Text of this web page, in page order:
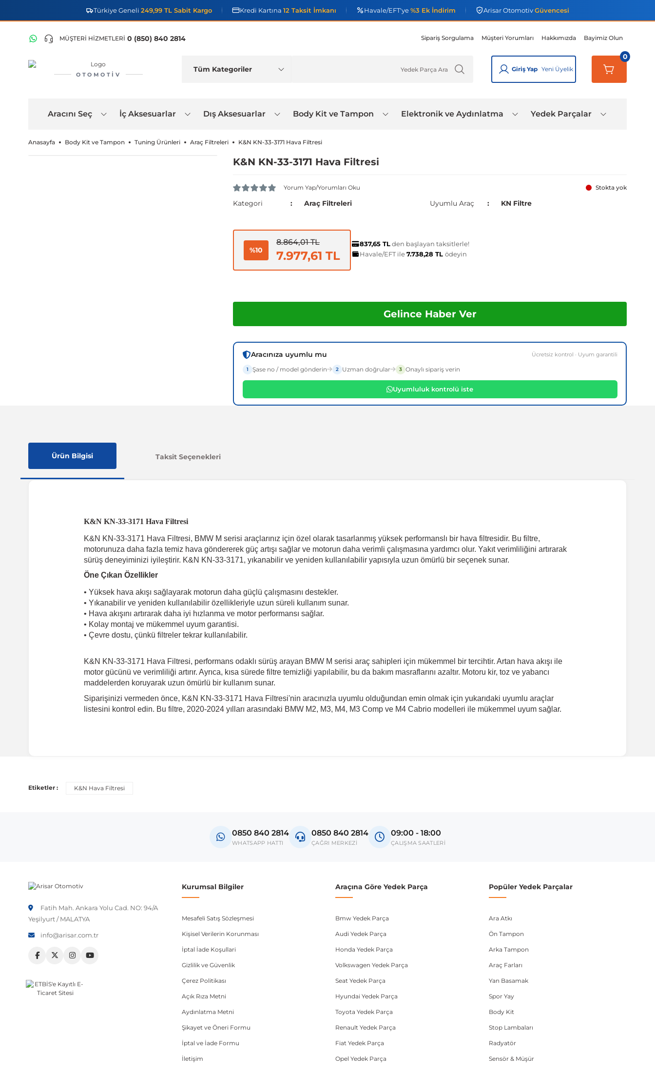
Türkiye Geneli 249,99 TL Sabit Kargo Kredi Kartına 12 Taksit İmkanı Havale/EFT'ye%3 Ek İndirim Arisar OtomotivGüvencesi
MÜŞTERİ HİZMETLERİ 0 (850) 840 2814 Sipariş Sorgulama Müşteri Yorumları Hakkımızda Bayimiz Olun
OTOMOTIV
Giriş Yap Yeni Üyelik
0
Aracını Seç İç Aksesuarlar Dış Aksesuarlar Body Kit ve Tampon Elektronik ve Aydınlatma Yedek Parçalar
Anasayfa Body Kit ve Tampon Tuning Ürünleri Araç Filtreleri K&N KN-33-3171 Hava Filtresi
K&N KN-33-3171 Hava Filtresi
Yorum Yap/Yorumları Oku Stokta yok
Kategori Araç Filtreleri Uyumlu Araç KN Filtre
%10
8.864,01 TL
7.977,61 TL
837,65 TLden başlayan taksitlerle!
Havale/EFT ile7.738,28 TL ödeyin
Gelince Haber Ver
Aracınıza uyumlu mu Ücretsiz kontrol · Uyum garantili
1 Şase no / model gönderin 2 Uzman doğrular 3 Onaylı sipariş verin
Uyumluluk kontrolü iste
Ürün Bilgisi Taksit Seçenekleri
K&N KN-33-3171 Hava Filtresi
K&N KN-33-3171 Hava Filtresi, BMW M serisi araçlarınız için özel olarak tasarlanmış yüksek performanslı bir hava filtresidir. Bu filtre,
motorunuza daha fazla temiz hava göndererek güç artışı sağlar ve motorun daha verimli çalışmasına yardımcı olur. Yakıt verimliliğini artırarak
sürüş deneyiminizi iyileştirir. K&N KN-33-3171, yıkanabilir ve yeniden kullanılabilir yapısıyla uzun ömürlü bir seçenek sunar.
Öne Çıkan Özellikler
• Yüksek hava akışı sağlayarak motorun daha güçlü çalışmasını destekler.
• Yıkanabilir ve yeniden kullanılabilir özellikleriyle uzun süreli kullanım sunar.
• Hava akışını artırarak daha iyi hızlanma ve motor performansı sağlar.
• Kolay montaj ve mükemmel uyum garantisi.
• Çevre dostu, çünkü filtreler tekrar kullanılabilir.
K&N KN-33-3171 Hava Filtresi, performans odaklı sürüş arayan BMW M serisi araç sahipleri için mükemmel bir tercihtir. Artan hava akışı ile
motor gücünü ve verimliliği artırır. Ayrıca, kısa sürede filtre temizliği yapılabilir, bu da bakım masraflarını azaltır. Motoru kir, toz ve yabancı
maddelerden koruyarak uzun ömürlü bir kullanım sunar.
Siparişinizi vermeden önce, K&N KN-33-3171 Hava Filtresi'nin aracınızla uyumlu olduğundan emin olmak için yukarıdaki uyumlu araçlar
listesini kontrol edin. Bu filtre, 2020-2024 yılları arasındaki BMW M2, M3, M4, M3 Comp ve M4 Cabrio modelleri ile mükemmel uyum sağlar.
Etiketler : K&N Hava Filtresi
0850 840 2814
WHATSAPP HATTI
0850 840 2814
ÇAĞRI MERKEZİ
09:00 - 18:00
ÇALIŞMA SAATLERİ
Fatih Mah. Ankara Yolu Cad. NO: 94/A
Yeşilyurt / MALATYA
info@arisar.com.tr
Kurumsal Bilgiler
Mesafeli Satış Sözleşmesi
Kişisel Verilerin Korunması
İptal İade Koşullari
Gizlilik ve Güvenlik
Çerez Politikası
Açık Rıza Metni
Aydınlatma Metni
Şikayet ve Öneri Formu
İptal ve İade Formu
İletişim
Araçına Göre Yedek Parça
Bmw Yedek Parça
Audi Yedek Parça
Honda Yedek Parça
Volkswagen Yedek Parça
Seat Yedek Parça
Hyundai Yedek Parça
Toyota Yedek Parça
Renault Yedek Parça
Fiat Yedek Parça
Opel Yedek Parça
Popüler Yedek Parçalar
Ara Atkı
Ön Tampon
Arka Tampon
Araç Farları
Yan Basamak
Spor Yay
Body Kit
Stop Lambaları
Radyatör
Sensör & Müşür